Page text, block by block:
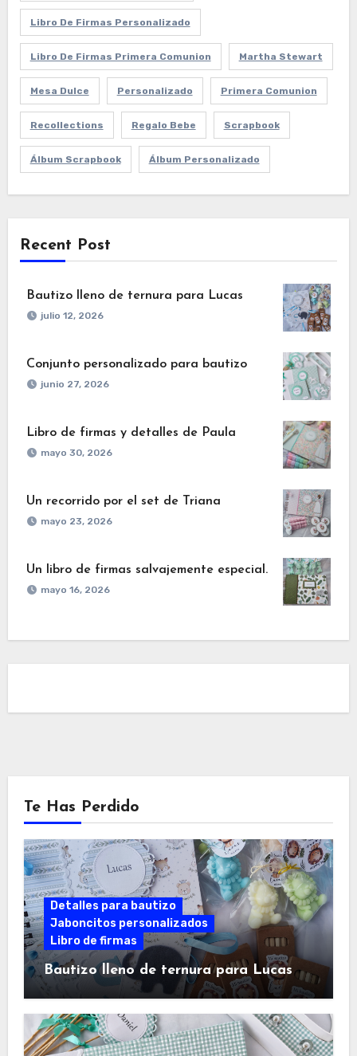
Libro De Firmas Personalizado
Libro De Firmas Primera Comunion Martha Stewart
Mesa Dulce Personalizado Primera Comunion
Recollections Regalo Bebe Scrapbook
Álbum Scrapbook Álbum Personalizado
Recent Post
Bautizo lleno de ternura para Lucas
julio 12, 2026
Conjunto personalizado para bautizo
junio 27, 2026
Libro de firmas y detalles de Paula
mayo 30, 2026
Un recorrido por el set de Triana
mayo 23, 2026
Un libro de firmas salvajemente especial.
mayo 16, 2026
Te Has Perdido
Detalles para bautizo
Jaboncitos personalizados
Libro de firmas
Bautizo lleno de ternura para Lucas